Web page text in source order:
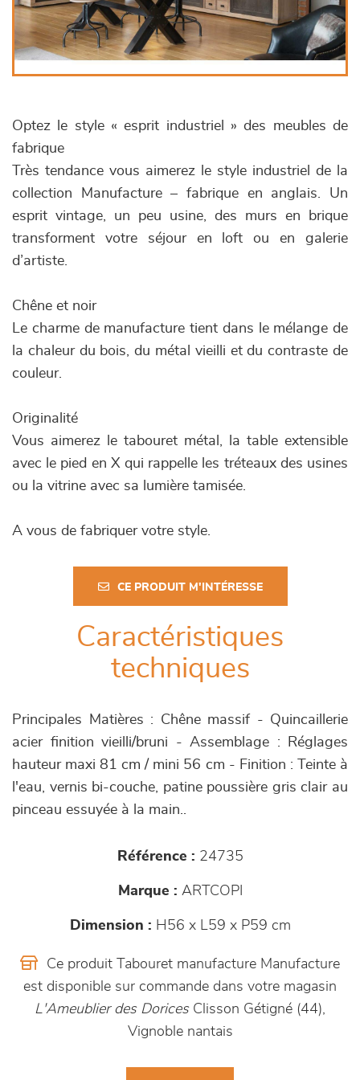
Optez le style « esprit industriel » des meubles de
fabrique
Très tendance vous aimerez le style industriel de la
collection Manufacture – fabrique en anglais. Un
esprit vintage, un peu usine, des murs en brique
transforment votre séjour en loft ou en galerie
d’artiste.
Chêne et noir
Le charme de manufacture tient dans le mélange de
la chaleur du bois, du métal vieilli et du contraste de
couleur.
Originalité
Vous aimerez le tabouret métal, la table extensible
avec le pied en X qui rappelle les tréteaux des usines
ou la vitrine avec sa lumière tamisée.
A vous de fabriquer votre style.
CE PRODUIT M'INTÉRESSE
Caractéristiques
techniques
Principales Matières : Chêne massif - Quincaillerie
acier finition vieilli/bruni - Assemblage : Réglages
hauteur maxi 81 cm / mini 56 cm - Finition : Teinte à
l'eau, vernis bi-couche, patine poussière gris clair au
pinceau essuyée à la main..
Référence : 24735
Marque : ARTCOPI
Dimension : H56 x L59 x P59 cm
Ce produit Tabouret manufacture Manufacture
est disponible sur commande dans votre magasin
L'Ameublier des DoricesClisson Gétigné (44),
Vignoble nantais